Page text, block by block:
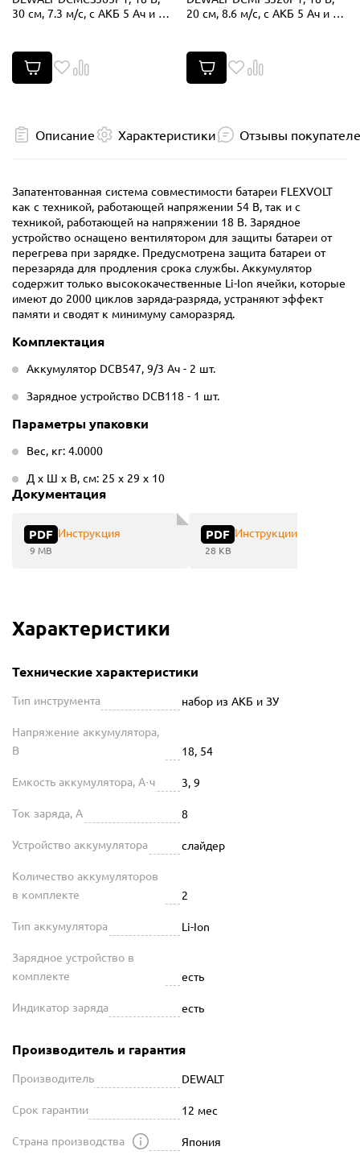
30 см, 7.3 м/с, с АКБ 5 Ач и ЗУ
20 см, 8.6 м/с, с АКБ 5 Ач и ЗУ
Описание Характеристики Отзывы
Запатентованная система совместимости батареи FLEXVOLT
как с техникой, работающей напряжении 54 В, так и с
техникой, работающей на напряжении 18 В. Зарядное
устройство оснащено вентилятором для защиты батареи от
перегрева при зарядке. Предусмотрена защита батареи от
перезаряда для продления срока службы. Аккумулятор
содержит только высококачественные Li-Ion ячейки, которые
имеют до 2000 циклов заряда-разряда, устраняют эффект
памяти и сводят к минимуму саморазряд.
Комплектация
Аккумулятор DCB547, 9/3 Ач - 2 шт.
Зарядное устройство DCB118 - 1 шт.
Параметры упаковки
Вес, кг: 4.0000
Д х Ш х В, см: 25 х 29 х 10
Документация
PDF
9 MB
Инструкция PDF
28 KB
Инструкции
Характеристики
Технические характеристики
Тип инструмента набор из АКБ и ЗУ
Напряжение аккумулятора,
В
18, 54
Емкость аккумулятора, А·ч 3, 9
Ток заряда, А 8
Устройство аккумулятора слайдер
Количество аккумуляторов
в комплекте
2
Тип аккумулятора Li-Ion
Зарядное устройство в
комплекте
есть
Индикатор заряда есть
Производитель и гарантия
Производитель DEWALT
Срок гарантии 12 мес
Страна производства Япония